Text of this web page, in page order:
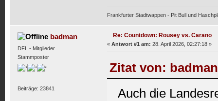
Frankfurter Stadtwappen - Pit Bull und
badman
DFL - Mitglieder
Stammposter
Beiträge: 23841
Re: Countdown: Rousey vs. Carano
« Antwort #1 am: 28. April 2026, 02:27:18 »
Zitat von:
Auch die